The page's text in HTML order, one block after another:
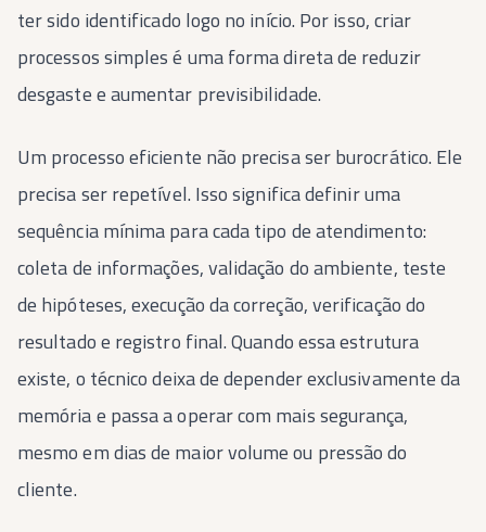
ter sido identificado logo no início. Por isso, criar
processos simples é uma forma direta de reduzir
desgaste e aumentar previsibilidade.
Um processo eficiente não precisa ser burocrático. Ele
precisa ser repetível. Isso significa definir uma
sequência mínima para cada tipo de atendimento:
coleta de informações, validação do ambiente, teste
de hipóteses, execução da correção, verificação do
resultado e registro final. Quando essa estrutura
existe, o técnico deixa de depender exclusivamente da
memória e passa a operar com mais segurança,
mesmo em dias de maior volume ou pressão do
cliente.